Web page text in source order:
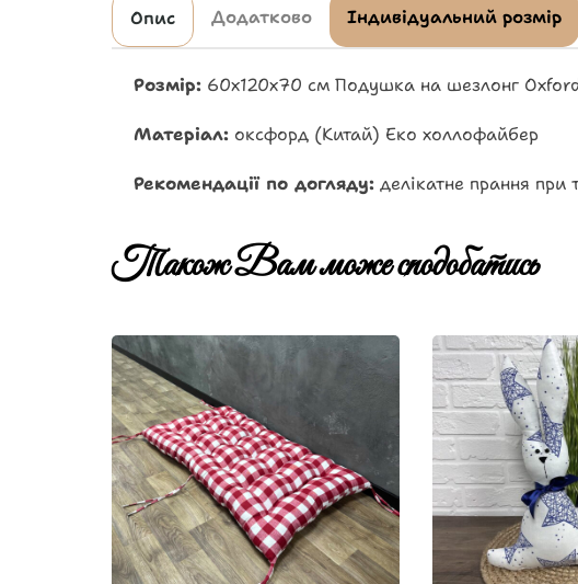
Опис Додатково Індивідуальний розмір
Розмір: 60х120х70 см Подушка на шезлонг
Матеріал: оксфорд (Китай) Еко холлофайбер
Рекомендації по догляду: делікатне прання при
Також Вам може сподобатись